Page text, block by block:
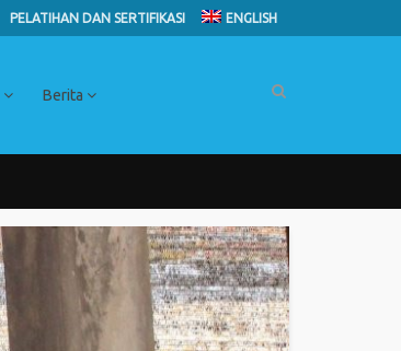
PELATIHAN DAN SERTIFIKASI ENGLISH
Berita